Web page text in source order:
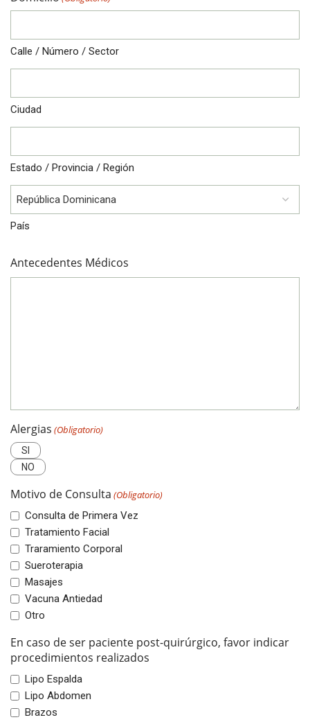
Calle / Número / Sector
Ciudad
Estado / Provincia / Región
País
Antecedentes Médicos
Alergias (Obligatorio)
SI
NO
Motivo de Consulta (Obligatorio)
Consulta de Primera Vez
Tratamiento Facial
Traramiento Corporal
Sueroterapia
Masajes
Vacuna Antiedad
Otro
En caso de ser paciente post-quirúrgico, favor indicar
procedimientos realizados
Lipo Espalda
Lipo Abdomen
Brazos